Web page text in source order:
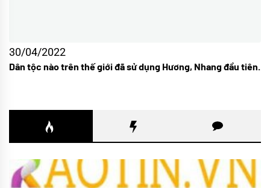
30/04/2022
Dân tộc nào trên thế giới đã sử dụng Hương, Nhang đầu tiên.